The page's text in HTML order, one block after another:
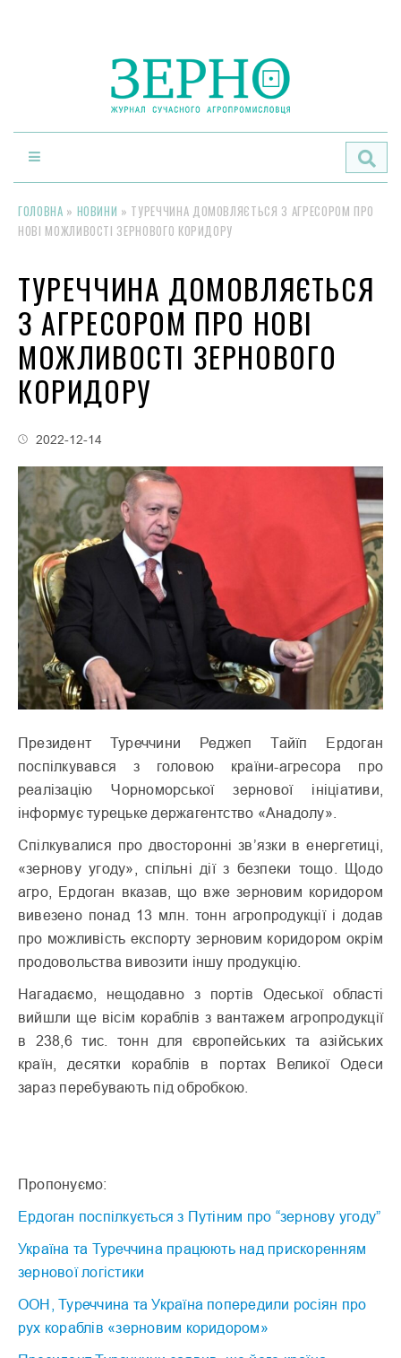
ГОЛОВНА » НОВИНИ » ТУРЕЧЧИНА ДОМОВЛЯЄТЬСЯ З АГРЕСОРОМ ПРО
НОВІ МОЖЛИВОСТІ ЗЕРНОВОГО КОРИДОРУ
ТУРЕЧЧИНА ДОМОВЛЯЄТЬСЯ
З АГРЕСОРОМ ПРО НОВІ
МОЖЛИВОСТІ ЗЕРНОВОГО
КОРИДОРУ
2022-12-14
Президент Туреччини Реджеп Тайїп Ердоган
поспілкувався з головою країни-агресора про
реалізацію Чорноморської зернової ініціативи,
інформує турецьке держагентство «Анадолу».
Спілкувалися про двосторонні зв’язки в енергетиці,
«зернову угоду», спільні дії з безпеки тощо. Щодо
агро, Ердоган вказав, що вже зерновим коридором
вивезено понад 13 млн. тонн агропродукції і додав
про можливість експорту зерновим коридором окрім
продовольства вивозити іншу продукцію.
Нагадаємо, нещодавно з портів Одеської області
вийшли ще вісім кораблів з вантажем агропродукції
в 238,6 тис. тонн для європейських та азійських
країн, десятки кораблів в портах Великої Одеси
зараз перебувають під обробкою.
Пропонуємо:
Ердоган поспілкується з Путіним про “зернову угоду”
Україна та Туреччина працюють над прискоренням
зернової логістики
ООН, Туреччина та Україна попередили росіян про
рух кораблів «зерновим коридором»